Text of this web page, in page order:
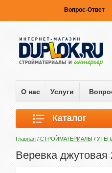
Вопрос-Ответ
О нас Услуги
Главная / СТРОЙМАТЕРИАЛЫ /
Веревка
Каталог